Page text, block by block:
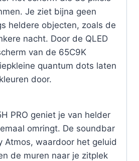
Je ziet bijna geen
heldere objecten, zoals de
nacht. Door de QLED
van de 65C9K
quantum dots laten
door.
PRO geniet je van helder
omringt. De soundbar
Atmos, waardoor het geluid
de muren naar je zitplek